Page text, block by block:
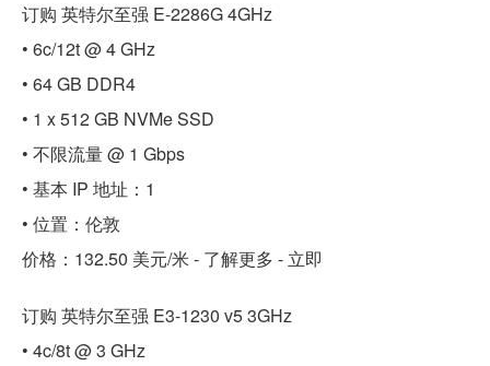
订购 英特尔至强 E-2286G 4GHz
• 6c/12t @ 4 GHz
• 64 GB DDR4
• 1 x 512 GB NVMe SSD
• 不限流量 @ 1 Gbps
• 基本 IP 地址：1
• 位置：伦敦
价格：132.50 美元/米 - 了解更多 - 立即
订购 英特尔至强 E3-1230 v5 3GHz
• 4c/8t @ 3 GHz